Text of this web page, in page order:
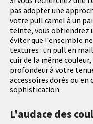
pas adopter une
votre pull camel à un
teinte, vous obtiendrez
éviter que l'ensemble
textures : un pull en
cuir de la même
profondeur à votre
accessoires dorés ou
sophistication.
L'audace des